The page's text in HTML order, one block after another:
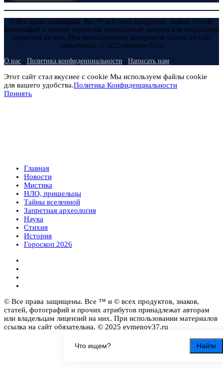
Найти
© Все права защищены. Все ™ и © всех продуктов, знаков, статей,
фотографий и прочих атрибутов принадлежат авторам или владельцам
лицензий на них. При использовании материалов ссылка на сайт
обязательна. © 2025 evmenov37.ru
О нас Политика конфиденциальности Написать нам
Этот сайт стал вкуснее с cookie Мы используем файлы cookie
для вашего удобства.Политика Конфиденциальности
Принять
Главная
Новости
Мистика
НЛО, пришельцы
Тайны вселенной
Запретная археология
Наука
Стихия
История
Гороскоп 2026
© Все права защищены. Все ™ и © всех продуктов, знаков,
статей, фотографий и прочих атрибутов принадлежат авторам
или владельцам лицензий на них. При использовании материалов
ссылка на сайт обязательна. © 2025 evmenov37.ru